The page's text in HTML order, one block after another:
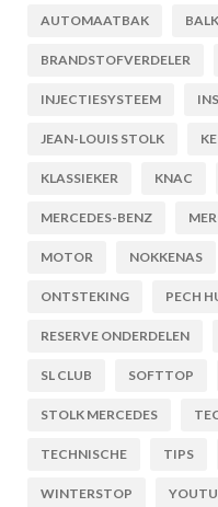
AUTOMAATBAK
BRANDSTOFVERDELER
INJECTIESYSTEEM
JEAN-LOUIS STOLK
KLASSIEKER KNAC
MERCEDES-BENZ
MOTOR NOKKENAS
ONTSTEKING PECH
RESERVE ONDERDELEN
SL CLUB SOFTTOP
STOLK MERCEDES
TECHNISCHE TIPS
WINTERSTOP